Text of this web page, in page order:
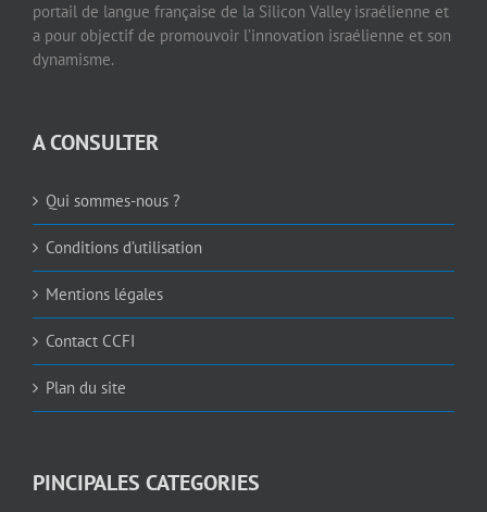
portail de langue française de la Silicon Valley israélienne et
a pour objectif de promouvoir l’innovation israélienne et son
dynamisme.
A CONSULTER
Qui sommes-nous ?
Conditions d’utilisation
Mentions légales
Contact CCFI
Plan du site
PINCIPALES CATEGORIES